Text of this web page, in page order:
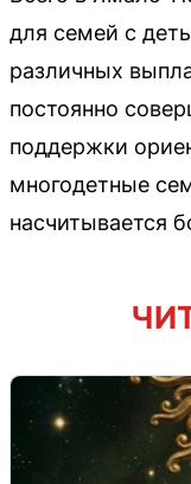
для семей с
различных
постоянно
поддержки
многодетные
насчитывается